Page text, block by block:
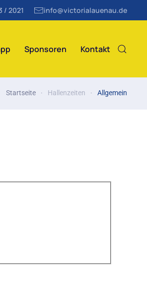
/ 2021 info@victorialauenau.de
Sponsoren Kontakt
Startseite Hallenzeiten Allgemein